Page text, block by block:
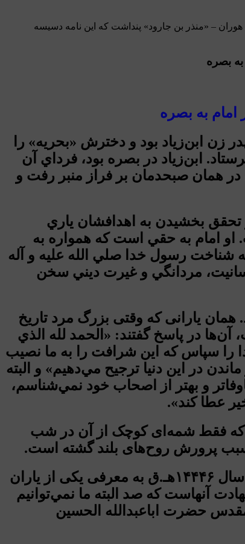
پایگاه خبری هوران – «منذر بن جارود» پنداشت كه اين نامه دسيسه
امام به بصره
زن ابن‌زياد بود و دخترش «بحريه» را
ابن‌زياد در بصره بود، فرداي آن
همان صبحدمان بر فراز منبر رفت و
تحقق بخشيدن به اهدافشان ياري
امام به حقي است كه همواره به
شناخت رسول خدا صلي الله عليه و آله
مردانگي و غيرت ديني سخن
همان یارانی که وقتی بزرگ مرد تاريخ
در پاسخ گفتند: «الحمد لله الذي
خدا را سپاس كه اين شرافت را به ما نصيب
در اين دنيا ترجيح مي‌دهيم» و البته
و بهتر از اصحاب خود نمي‌شناسم،
عطا كند».
که فقط شمه‌ای کوچک از آن در شب
سبب پرورش روح‌های بلند گشته است.
به عدد مشهور تعداد یاران حضرت امام حسین علیه السلام یعنی ۷۲، هر روز تا پیان محرم سال ۱۴۴۴۶هـ.ق به معرفی یکی از یاران
آنهاست که صد البته ما نمي‌توانيم
مقدس حضرت اباعبدالله الحسين